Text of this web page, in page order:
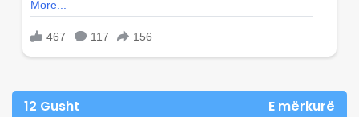
12 Gusht E mërkurë